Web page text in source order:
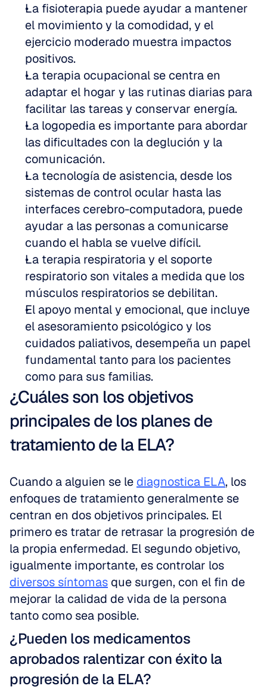
La fisioterapia puede ayudar a mantener
el movimiento y la comodidad, y el
ejercicio moderado muestra impactos
positivos.
La terapia ocupacional se centra en
adaptar el hogar y las rutinas diarias para
facilitar las tareas y conservar energía.
La logopedia es importante para abordar
las dificultades con la deglución y la
comunicación.
La tecnología de asistencia, desde los
sistemas de control ocular hasta las
interfaces cerebro-computadora, puede
ayudar a las personas a comunicarse
cuando el habla se vuelve difícil.
La terapia respiratoria y el soporte
respiratorio son vitales a medida que los
músculos respiratorios se debilitan.
El apoyo mental y emocional, que incluye
el asesoramiento psicológico y los
cuidados paliativos, desempeña un papel
fundamental tanto para los pacientes
como para sus familias.
¿Cuáles son los objetivos
principales de los planes de
tratamiento de la ELA?
Cuando a alguien se le diagnostica ELA, los
enfoques de tratamiento generalmente se
centran en dos objetivos principales. El
primero es tratar de retrasar la progresión de
la propia enfermedad. El segundo objetivo,
diversos síntomas que surgen, con el fin de
mejorar la calidad de vida de la persona
tanto como sea posible.
¿Pueden los medicamentos
aprobados ralentizar con éxito la
progresión de la ELA?